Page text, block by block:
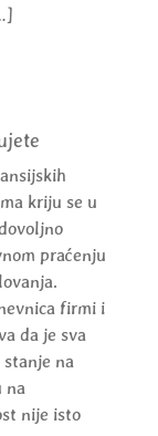
kriju se u
praćenju
firmi i
da je sva
na
na
nije isto